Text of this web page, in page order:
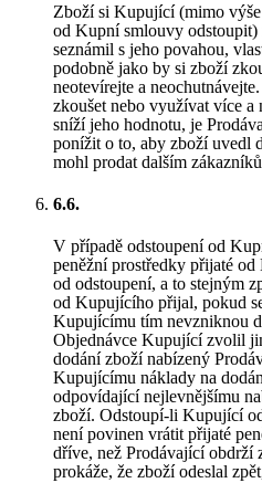
Zboží si Kupující (mimo
od Kupní smlouvy odstoupit)
seznámil s jeho povahou,
podobně jako by si zboží
neotevírejte a
zkoušet nebo využívat více a
sníží jeho hodnotu, je
ponížit o to, aby zboží uvedl
mohl prodat dalším
6.6.
V případě odstoupení od
peněžní prostředky přijaté
od odstoupení, a to stejným
od Kupujícího přijal, pokud
Kupujícímu tím nevzniknou
Objednávce Kupující zvolil
dodání zboží nabízený
Kupujícímu náklady na
odpovídající nejlevnějšímu
zboží. Odstoupí-li Kupující
není povinen vrátit přijaté
dříve, než Prodávající obdrží
prokáže, že zboží odeslal